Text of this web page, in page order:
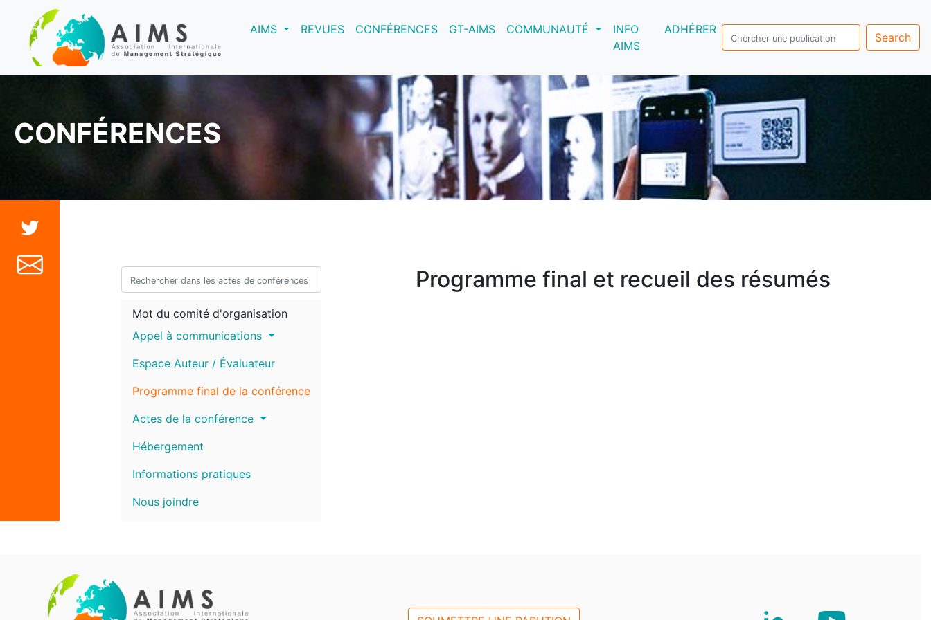
AIMS(current)REVUES CONFÉRENCES GT-AIMS COMMUNAUTÉ
INFO
AIMS
ADHÉRER
Search
CONFÉRENCES
Mot du comité d'organisation
Appel à communications
Espace Auteur / Évaluateur
Programme final de la conférence
Actes de la conférence
Hébergement
Informations pratiques
Nous joindre
Programme final et recueil des résumés